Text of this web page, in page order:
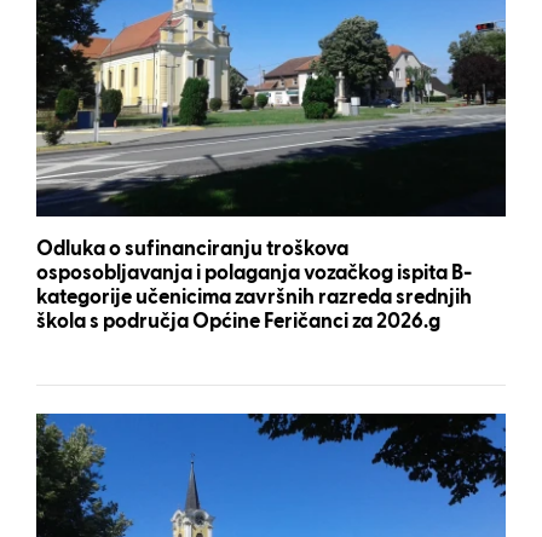
Odluka o sufinanciranju troškova
osposobljavanja i polaganja vozačkog ispita B-
kategorije učenicima završnih razreda srednjih
škola s područja Općine Feričanci za 2026.g